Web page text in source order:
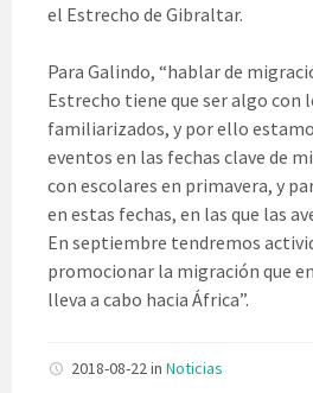
el Estrecho de Gibraltar.
Para Galindo, “hablar de
Estrecho tiene que ser algo con
familiarizados, y por ello
eventos en las fechas clave de
con escolares en primavera, y
en estas fechas, en las que las
En septiembre tendremos
promocionar la migración que
lleva a cabo hacia África”.
2018-08-22in Noticias